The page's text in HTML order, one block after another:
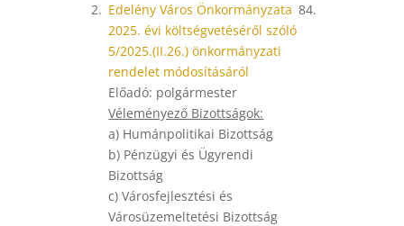
2. Edelény Város Önkormányzata
2025. évi költségvetéséről szóló
5/2025.(II.26.) önkormányzati
rendelet módosításáról
Előadó: polgármester
Véleményező Bizottságok:
a) Humánpolitikai Bizottság
b) Pénzügyi és Ügyrendi
Bizottság
c) Városfejlesztési és
Városüzemeltetési Bizottság
84.